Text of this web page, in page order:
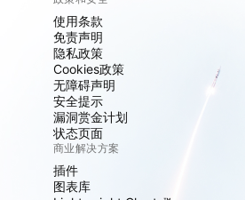
使用条款
免责声明
隐私政策
Cookies政策
无障碍声明
安全提示
漏洞赏金计划
状态页面
商业解决方案
插件
图表库